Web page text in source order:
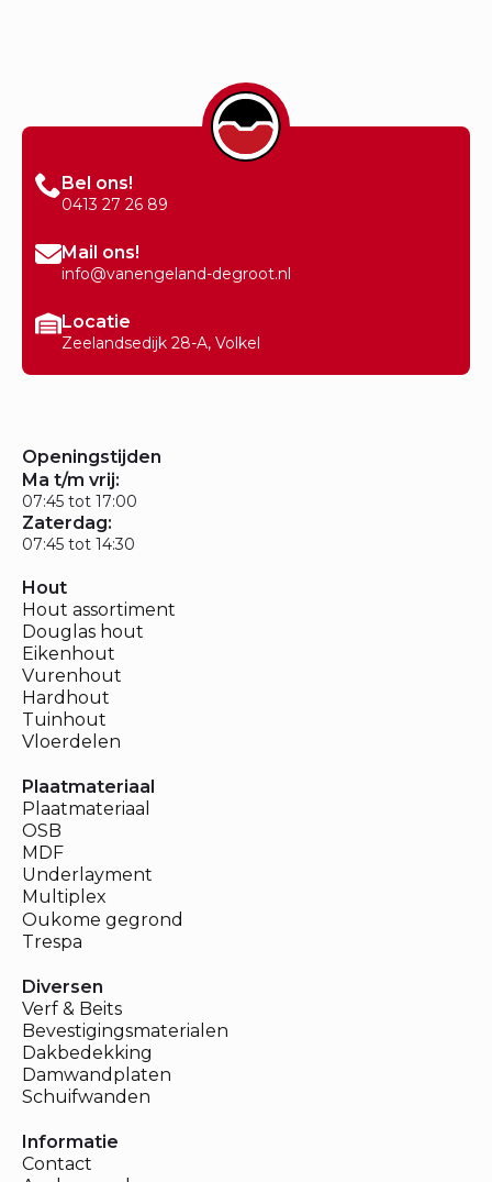
Bel ons!
0413 27 26 89
Mail ons!
info@vanengeland-degroot.nl
Locatie
Zeelandsedijk 28-A, Volkel
Openingstijden
Ma t/m vrij:
07:45 tot 17:00
Zaterdag:
07:45 tot 14:30
Hout
Hout assortiment
Douglas hout
Eikenhout
Vurenhout
Hardhout
Tuinhout
Vloerdelen
Plaatmateriaal
Plaatmateriaal
OSB
MDF
Underlayment
Multiplex
Oukome gegrond
Trespa
Diversen
Verf & Beits
Bevestigingsmaterialen
Dakbedekking
Damwandplaten
Schuifwanden
Informatie
Contact